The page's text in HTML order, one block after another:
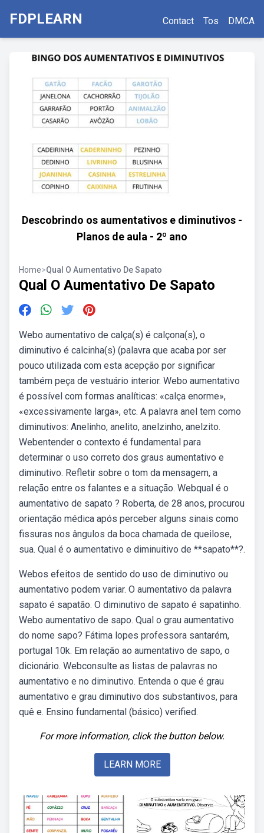
FDPLEARN Contact Tos DMCA
Descobrindo os aumentativos e diminutivos -
Planos de aula - 2º ano
Home>Qual O Aumentativo De Sapato
Qual O Aumentativo De Sapato
Webo aumentativo de calça(s) é calçona(s), o
diminutivo é calcinha(s) (palavra que acaba por ser
pouco utilizada com esta acepção por significar
também peça de vestuário interior. Webo aumentativo
é possível com formas analíticas: «calça enorme»,
«excessivamente larga», etc. A palavra anel tem como
diminutivos: Anelinho, anelito, anelzinho, anelzito.
Webentender o contexto é fundamental para
determinar o uso correto dos graus aumentativo e
diminutivo. Refletir sobre o tom da mensagem, a
relação entre os falantes e a situação. Webqual é o
aumentativo de sapato ? Roberta, de 28 anos, procurou
orientação médica após perceber alguns sinais como
fissuras nos ângulos da boca chamada de queilose,
sua. Qual é o aumentativo e diminuitivo de **sapato**?.
Webos efeitos de sentido do uso de diminutivo ou
aumentativo podem variar. O aumentativo da palavra
sapato é sapatão. O diminutivo de sapato é sapatinho.
Webo aumentativo de sapo. Qual o grau aumentativo
do nome sapo? Fátima lopes professora santarém,
portugal 10k. Em relação ao aumentativo de sapo, o
dicionário. Webconsulte as listas de palavras no
aumentativo e no diminutivo. Entenda o que é grau
aumentativo e grau diminutivo dos substantivos, para
quê e. Ensino fundamental (básico) verified.
For more information, click the button below.
LEARN MORE